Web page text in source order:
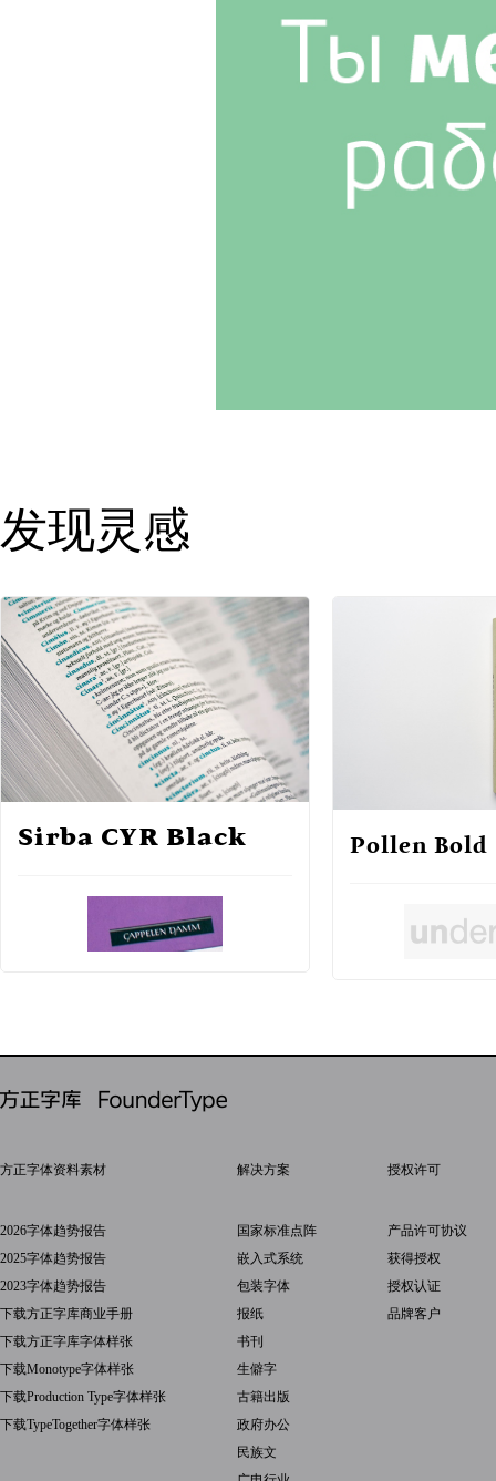
发现灵感
Sirba CYR Black Pollen Bold
方正字体资料素材
2026字体趋势报告
2025字体趋势报告
2023字体趋势报告
下载方正字库商业手册
下载方正字库字体样张
下载Monotype字体样张
下载Production Type字体样张
下载TypeTogether字体样张
解决方案
国家标准点阵
嵌入式系统
包装字体
报纸
书刊
生僻字
古籍出版
政府办公
民族文
授权许可
产品许可协议
获得授权
授权认证
品牌客户